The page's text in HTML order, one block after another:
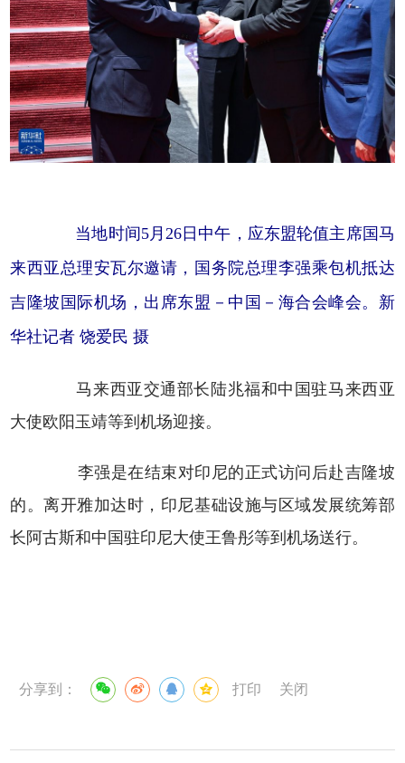
当地时间5月26日中午，应东盟轮值主席国马
来西亚总理安瓦尔邀请，国务院总理李强乘包机抵达
吉隆坡国际机场，出席东盟－中国－海合会峰会。新
华社记者 饶爱民 摄
马来西亚交通部长陆兆福和中国驻马来西亚
大使欧阳玉靖等到机场迎接。
李强是在结束对印尼的正式访问后赴吉隆坡
的。离开雅加达时，印尼基础设施与区域发展统筹部
长阿古斯和中国驻印尼大使王鲁彤等到机场送行。
分享到： 打印 关闭